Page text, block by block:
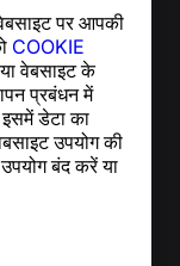
पर आपकी
COOKIE
वेबसाइट के
प्रबंधन में
डेटा का
उपयोग की
बंद करें या